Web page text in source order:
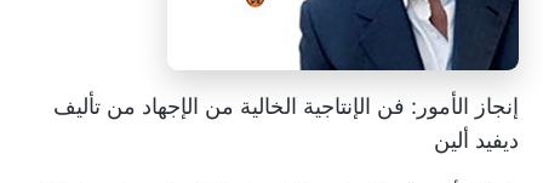
إنجاز الأمور: فن الإنتاجية الخالية من الإجهاد من تأليف
ديفيد ألين